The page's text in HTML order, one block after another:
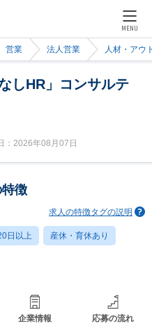
MENU
営業 法人営業 人材・アウ
しHR」コンサルテ
2026年08月07日
徴
求人の特徴タグの説明
日以上 産休・育休あり
企業情報 応募の流れ